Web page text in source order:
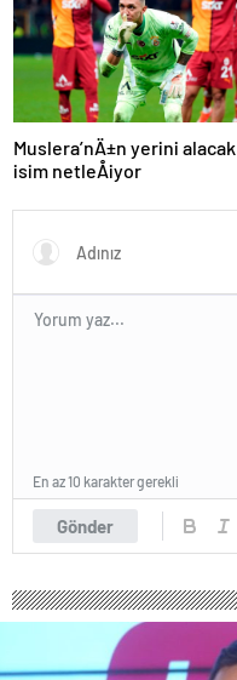
Muslera’nÄ±n yerini alacak
isim netleÅiyor
Gönder
En az 10 karakter gerekli